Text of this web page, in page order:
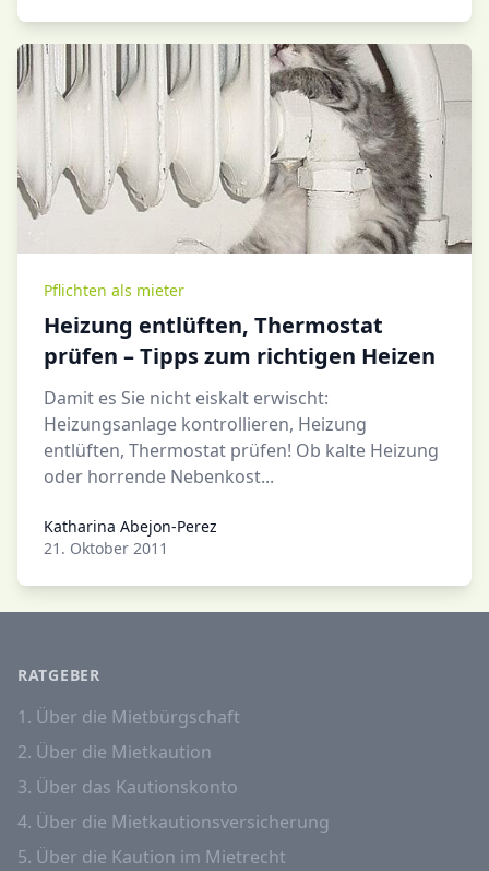
Pflichten als mieter
Heizung entlüften, Thermostat
prüfen – Tipps zum richtigen Heizen
Damit es Sie nicht eiskalt erwischt:
Heizungsanlage kontrollieren, Heizung
entlüften, Thermostat prüfen! Ob kalte Heizung
oder horrende Nebenkost...
Katharina Abejon-Perez
Katharina Abejon-Perez
21. Oktober 2011
RATGEBER
1. Über die Mietbürgschaft
2. Über die Mietkaution
3. Über das Kautionskonto
4. Über die Mietkautionsversicherung
5. Über die Kaution im Mietrecht